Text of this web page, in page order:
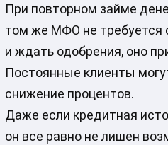
При повторном займе
том же МФО не требуется
и ждать одобрения, оно
Постоянные клиенты
снижение процентов.
Даже если кредитная
он все равно не лишен